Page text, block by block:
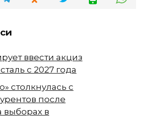
ввести акциз
с 2027 года
столкнулась с
после
выборах в